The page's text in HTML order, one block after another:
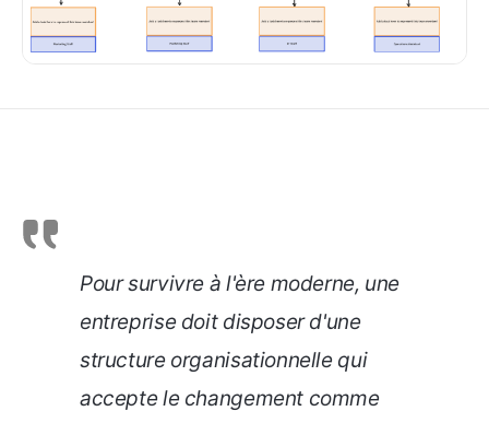
Pour survivre à l'ère moderne, une
entreprise doit disposer d'une
structure organisationnelle qui
accepte le changement comme